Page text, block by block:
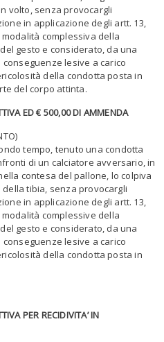
volto, senza provocargli
in applicazione degli artt. 13,
modalità complessiva della
gesto e considerato, da una
lesive a carico
della condotta posta in
del corpo attinta.
ED € 500,00 DI AMMENDA
tempo, tenuto una condotta
di un calciatore avversario, in
contesa del pallone, lo colpiva
della tibia, senza provocargli
in applicazione degli artt. 13,
modalità complessive della
gesto e considerato, da una
lesive a carico
della condotta posta in
PER RECIDIVITA’ IN